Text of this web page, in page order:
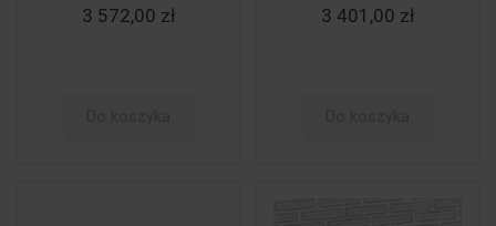
3 572,00 zł
3 401,00 zł